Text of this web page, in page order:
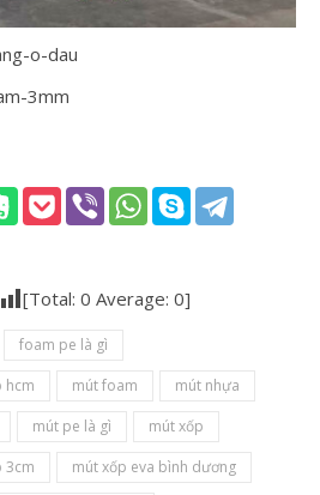
[Total: 0 Average: 0]
foam pe là gì
hcm
mút foam
mút nhựa
mút pe là gì
mút xốp
3cm
mút xốp eva bình dương